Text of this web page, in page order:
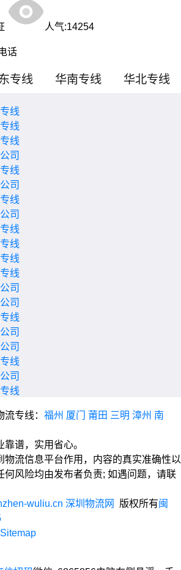
人气:14254
话
专线 华南专线 华北专线
线
线
线
司
线
司
线
司
线
线
线
线
司
司
线
司
司
线
司
线
专线： 福州 厦门 莆田 三明 漳州 南
谱，实用省心。
物流信息平台作用，内容的真实准确性以
何风险均由发布者负责; 如遇问题，请联
wuliu.cn 深圳物流网 版权所有闽
Sitemap